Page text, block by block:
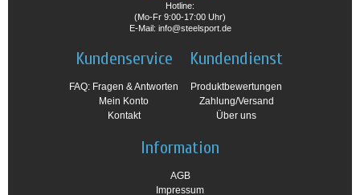
Hotline:
(Mo-Fr 9:00-17:00 Uhr)
E-Mail: info@steelsport.de
Kundenservice
FAQ: Fragen & Antworten
Mein Konto
Kontakt
Kundendienst
Produktbewertungen
Zahlung/Versand
Über uns
Information
AGB
Impressum